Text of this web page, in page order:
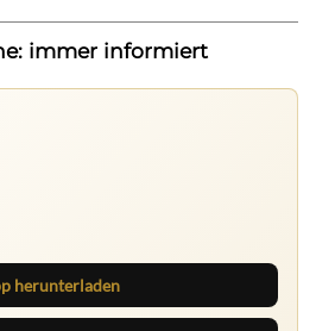
immer informiert
herunterladen